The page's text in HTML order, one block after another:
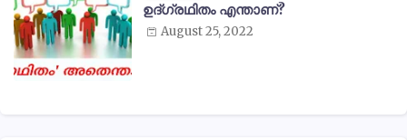
ഉദ്ഗ്രഥിതം എന്താണ്?
August 25, 2022